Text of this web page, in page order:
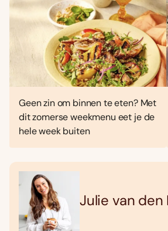
Geen zin om binnen te eten? Met
dit zomerse weekmenu eet je de
hele week buiten
Julie van den